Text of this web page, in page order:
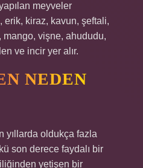
meyveler
erik, kiraz, kavun, şeftali,
mango, vişne, ahududu,
ve incir yer alır.
NEDEN
yıllarda oldukça fazla
son derece faydalı bir
yetişen bir